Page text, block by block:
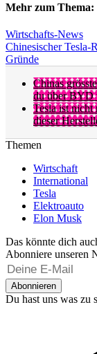
Mehr zum Thema:
Wirtschafts-News
Chinesischer
Gründe
Chinas
du über BYD
Tesla ist
dieser
Themen
Wirtschaft
International
Tesla
Elektroauto
Elon Musk
Das könnte dich
Abonniere unseren
Abonnieren
Du hast uns was zu